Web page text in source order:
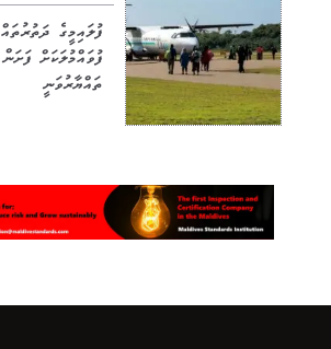
ފުލައިމީގެ ދަތުރުތައް
ފުވައްމުލަކަށް ފަށަން
ތައްޔާރުވަނީ